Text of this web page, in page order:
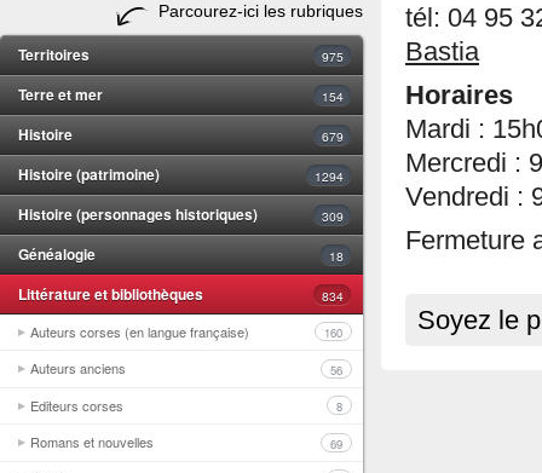
Parcourez-ici les rubriques
Territoires 975
Terre et mer 154
Histoire 679
Histoire (patrimoine) 1294
Histoire (personnages historiques) 309
Généalogie 18
Littérature et bibliothèques 834
Auteurs corses (en langue française) 160
Auteurs anciens 56
Editeurs corses 8
Romans et nouvelles 69
tél: 04 95
Bastia
Horaires
Mardi :
Mercredi :
Vendredi :
Fermeture
Soyez le